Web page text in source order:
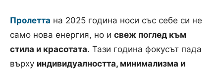
Пролетта на 2025 година носи със себе си не
само нова енергия, но и свеж поглед към
стила и красотата. Тази година фокусът пада
върху индивидуалността, минимализма и